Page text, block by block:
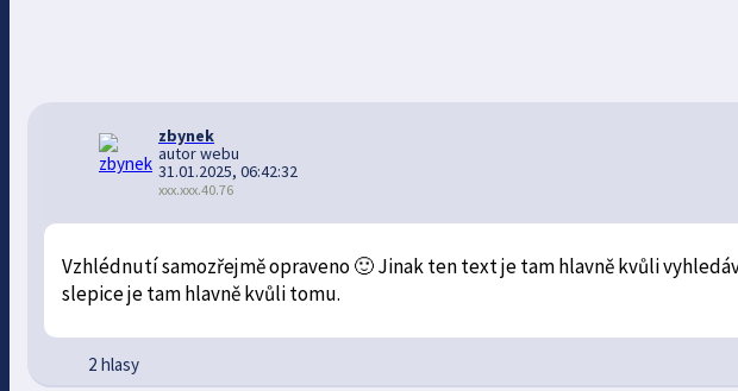
zbynek
autor webu
31.01.2025, 06:42:32
xxx.xxx.40.76
Vzhlédnutí samozřejmě opraveno 🙂 Jinak ten text je tam hlavně kvůli
slepice je tam hlavně kvůli tomu.
2 hlasy